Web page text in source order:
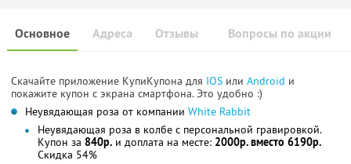
Основное Отзывы Вопросы по акции
Адреса
Скачайте приложение КупиКупона для IOS или Android и
покажите купон с экрана смартфона. Это удобно :)
Неувядающая роза от компании White Rabbit
Неувядающая роза в колбе с персональной гравировкой.
Купон за 840р. и доплата на месте: 2000р. вместо 6190р.
Скидка 54%